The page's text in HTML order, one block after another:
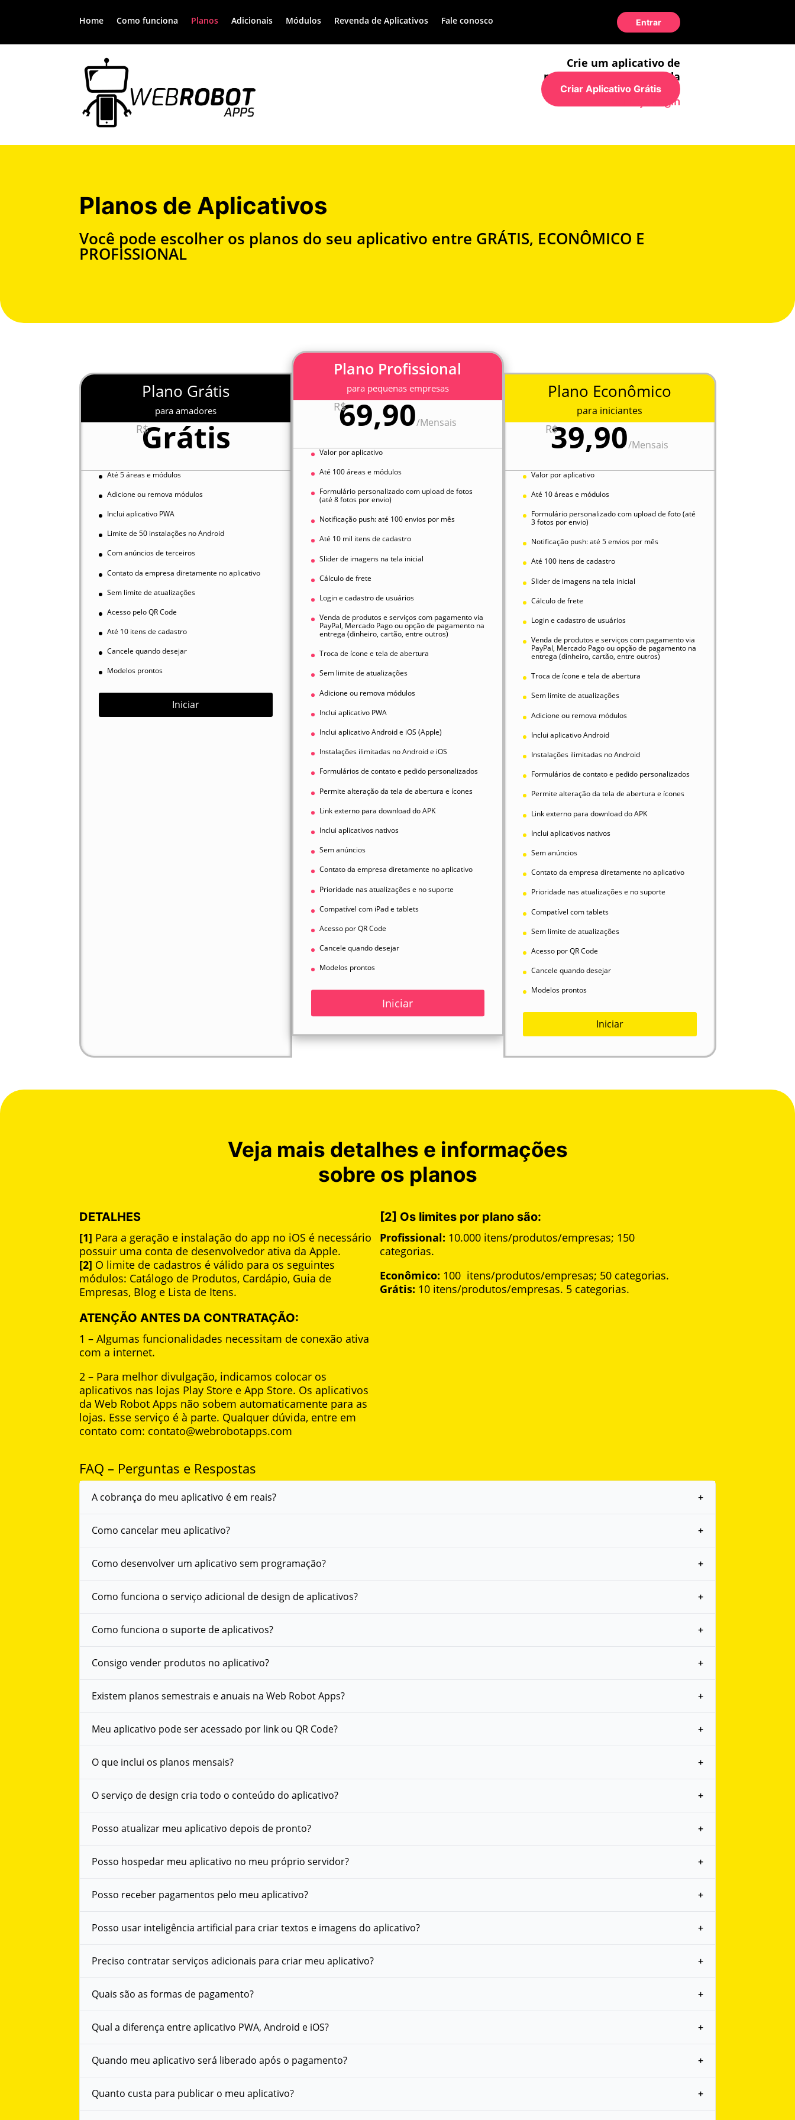
Home Como funciona Planos Adicionais Módulos Revenda de Aplicativos Fale conosco Entrar
Crie um aplicativo de
maneira simples e rápida
Criar Aplicativo Grátis
ou faça Login
Planos de Aplicativos
Você pode escolher os planos do seu aplicativo entre GRÁTIS, ECONÔMICO E
PROFISSIONAL
Plano Grátis
para amadores
R$
Grátis
Até 5 áreas e módulos
Adicione ou remova módulos
Inclui aplicativo PWA
Limite de 50 instalações no Android
Com anúncios de terceiros
Contato da empresa diretamente no aplicativo
Sem limite de atualizações
Acesso pelo QR Code
Até 10 itens de cadastro
Cancele quando desejar
Modelos prontos
Iniciar
Plano Profissional
para pequenas empresas
R$
69,90/Mensais
Valor por aplicativo
Até 100 áreas e módulos
Formulário personalizado com upload de fotos
(até 8 fotos por envio)
Notificação push: até 100 envios por mês
Até 10 mil itens de cadastro
Slider de imagens na tela inicial
Cálculo de frete
Login e cadastro de usuários
Venda de produtos e serviços com pagamento via
PayPal, Mercado Pago ou opção de pagamento na
entrega (dinheiro, cartão, entre outros)
Troca de ícone e tela de abertura
Sem limite de atualizações
Adicione ou remova módulos
Inclui aplicativo PWA
Inclui aplicativo Android e iOS (Apple)
Instalações ilimitadas no Android e iOS
Formulários de contato e pedido personalizados
Permite alteração da tela de abertura e ícones
Link externo para download do APK
Inclui aplicativos nativos
Sem anúncios
Contato da empresa diretamente no aplicativo
Prioridade nas atualizações e no suporte
Compatível com iPad e tablets
Acesso por QR Code
Cancele quando desejar
Modelos prontos
Iniciar
Plano Econômico
para iniciantes
R$39,90/Mensais
Valor por aplicativo
Até 10 áreas e módulos
Formulário personalizado com upload de foto (até
3 fotos por envio)
Notificação push: até 5 envios por mês
Até 100 itens de cadastro
Slider de imagens na tela inicial
Cálculo de frete
Login e cadastro de usuários
Venda de produtos e serviços com pagamento via
PayPal, Mercado Pago ou opção de pagamento na
entrega (dinheiro, cartão, entre outros)
Troca de ícone e tela de abertura
Sem limite de atualizações
Adicione ou remova módulos
Inclui aplicativo Android
Instalações ilimitadas no Android
Formulários de contato e pedido personalizados
Permite alteração da tela de abertura e ícones
Link externo para download do APK
Inclui aplicativos nativos
Sem anúncios
Contato da empresa diretamente no aplicativo
Prioridade nas atualizações e no suporte
Compatível com tablets
Sem limite de atualizações
Acesso por QR Code
Cancele quando desejar
Modelos prontos
Iniciar
Veja mais detalhes e informações
sobre os planos
DETALHES
[1] Para a geração e instalação do app no iOS é necessário
possuir uma conta de desenvolvedor ativa da Apple.
[2] O limite de cadastros é válido para os seguintes
módulos: Catálogo de Produtos, Cardápio, Guia de
Empresas, Blog e Lista de Itens.
ATENÇÃO ANTES DA CONTRATAÇÃO:
1 – Algumas funcionalidades necessitam de conexão ativa
com a internet.
2 – Para melhor divulgação, indicamos colocar os
aplicativos nas lojas Play Store e App Store. Os aplicativos
da Web Robot Apps não sobem automaticamente para as
lojas. Esse serviço é à parte. Qualquer dúvida, entre em
contato com: contato@webrobotapps.com
[2] Os limites por plano são:
Profissional: 10.000 itens/produtos/empresas; 150
categorias.
Econômico: 100 itens/produtos/empresas; 50 categorias.
Grátis: 10 itens/produtos/empresas. 5 categorias.
FAQ – Perguntas e Respostas
A cobrança do meu aplicativo é em reais?
Como cancelar meu aplicativo?
Como desenvolver um aplicativo sem programação?
Como funciona o serviço adicional de design de aplicativos?
Como funciona o suporte de aplicativos?
Consigo vender produtos no aplicativo?
Existem planos semestrais e anuais na Web Robot Apps?
Meu aplicativo pode ser acessado por link ou QR Code?
O que inclui os planos mensais?
O serviço de design cria todo o conteúdo do aplicativo?
Posso atualizar meu aplicativo depois de pronto?
Posso hospedar meu aplicativo no meu próprio servidor?
Posso receber pagamentos pelo meu aplicativo?
Posso usar inteligência artificial para criar textos e imagens do aplicativo?
Preciso contratar serviços adicionais para criar meu aplicativo?
Quais são as formas de pagamento?
Qual a diferença entre aplicativo PWA, Android e iOS?
Quando meu aplicativo será liberado após o pagamento?
Quanto custa para publicar o meu aplicativo?